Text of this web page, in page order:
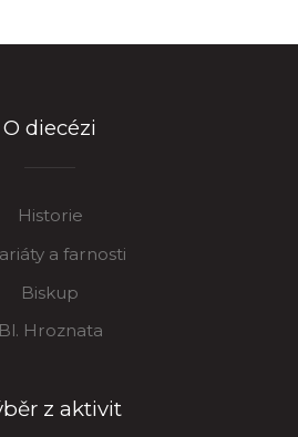
O diecézi
Historie
a farnosti
Biskup
Bl. Hroznata
z aktivit